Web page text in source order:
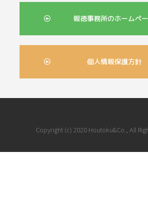
報徳事務所のホームペ
個人情報保護方針
Copyright (c) 2020 Houtoku&Co., All